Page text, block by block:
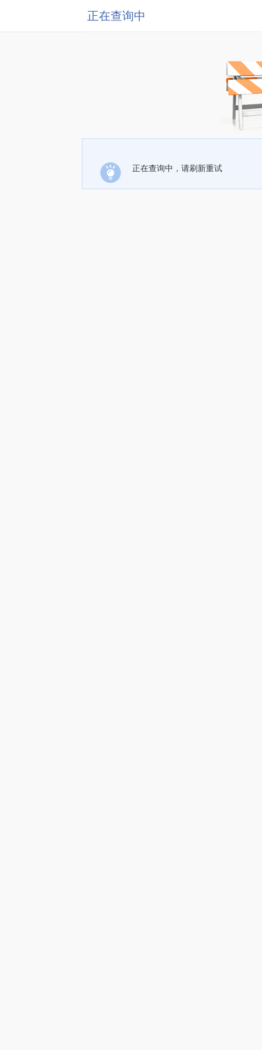
正在查询中
正在查询中，请刷新重试